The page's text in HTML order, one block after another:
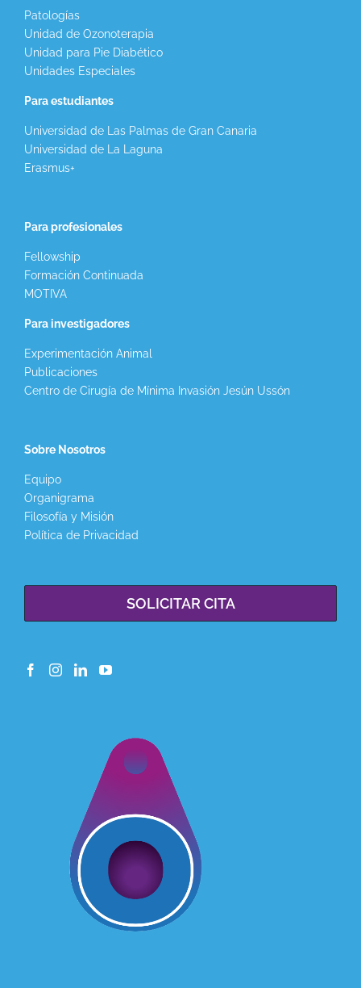
Patologías
Unidad de Ozonoterapia
Unidad para Pie Diabético
Unidades Especiales
Para estudiantes
Universidad de Las Palmas de Gran Canaria
Universidad de La Laguna
Erasmus+
Para profesionales
Fellowship
Formación Continuada
MOTIVA
Para investigadores
Experimentación Animal
Publicaciones
Centro de Cirugía de Mínima Invasión Jesún Ussón
Sobre Nosotros
Equipo
Organigrama
Filosofía y Misión
Política de Privacidad
SOLICITAR CITA